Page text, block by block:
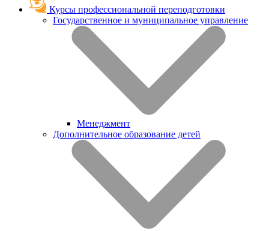
Курсы профессиональной переподготовки
Государственное и муниципальное управление
Менеджмент
Дополнительное образование детей